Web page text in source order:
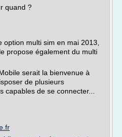
quand ?
multi sim en mai 2013,
propose également du multi
serait la bienvenue à
de plusieurs
capables de se connecter...